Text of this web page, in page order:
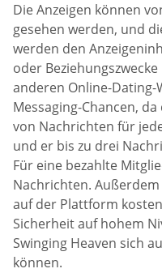
Die Anzeigen können
gesehen werden, und
werden den
oder
anderen Online-Dating-
Messaging-Chancen,
von Nachrichten für
und er bis zu drei
Für eine bezahlte
Nachrichten.
auf der Plattform
Sicherheit auf hohem
Swinging Heaven sich
können.